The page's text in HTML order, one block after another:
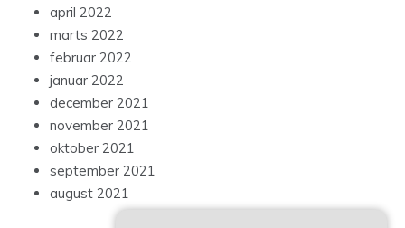
april 2022
marts 2022
februar 2022
januar 2022
december 2021
november 2021
oktober 2021
september 2021
august 2021